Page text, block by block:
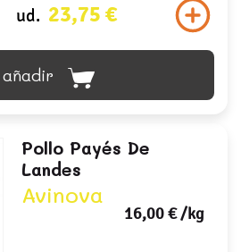
ud. 23,75 €
añadir
Pollo Payés De
Landes
Avinova
16,00 €/kg